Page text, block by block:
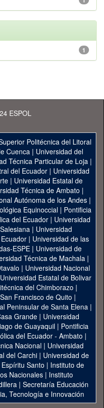
1
ESPOL
Politécnica del Litoral
Cuenca| Universidad del
Técnica Particular de Loja|
del Ecuador| Universidad
| Universidad Estatal de
Técnica de Ambato |
Autónoma de los Andes|
Equinoccial| Pontificia
del Ecuador | Universidad
| Universidad
| Universidad de las
ESPE | Universidad de
Técnica de Machala|
| Universidad Nacional
Universidad Estatal de Bolivar
del Chimborazo |
Francisco de Quito |
Peninsular de Santa Elena|
Grande | Universidad
de Guayaquil| Pontificia
del Ecuador - Ambato |
Nacional| Universidad
del Carchi| Universidad de
Santo | Instituto de
Nacionales | Instituto
| Secretaría Educación
Tecnología e Innovación